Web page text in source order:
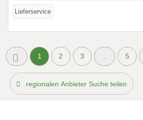
Lieferservice
1 2 3 ... 5
regionalen Anbieter Suche teilen